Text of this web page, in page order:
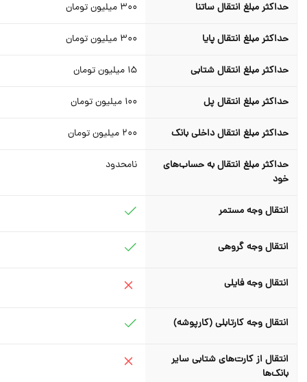
حداکثر مبلغ انتقال ساتنا میلیون تومان
حداکثر مبلغ انتقال پایا میلیون تومان
حداکثر مبلغ انتقال شتابی میلیون تومان
حداکثر مبلغ انتقال پل میلیون تومان
حداکثر مبلغ انتقال داخلی بانک
حداکثر مبلغ انتقال به حساب‌های
نامحدود
انتقال وجه مستمر
انتقال وجه گروهی
انتقال وجه فایلی
انتقال وجه کارتابلی (کارپوشه)
انتقال از کارت‌های شتابی سایر
بانک‌ها